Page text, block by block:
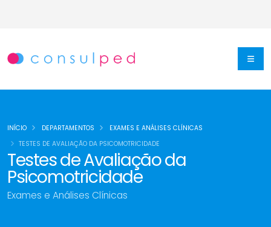
Testes de Avaliação da
Psicomotricidade
Exames e Análises Clínicas
INÍCIO DEPARTAMENTOS
EXAMES E ANÁLISES CLÍNICAS
TESTES DE AVALIAÇÃO DA PSICOMOTRICIDADE